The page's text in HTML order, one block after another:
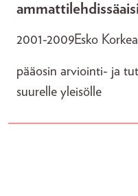
2001-2009Esko
pääosin arviointi- ja
suurelle yleisölle